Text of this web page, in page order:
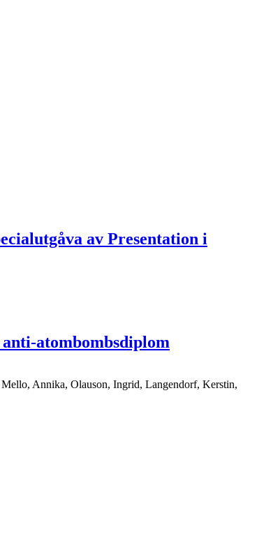
av Presentation i
atombombsdiplom
Annika, Olauson, Ingrid, Langendorf, Kerstin,